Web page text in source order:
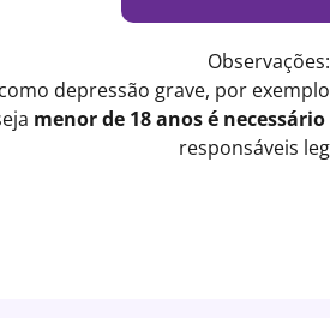
Observações:
depressão grave, por
menor de 18 anos é
responsáveis